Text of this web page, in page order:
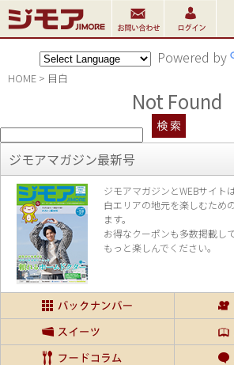
Powered by
HOME > 目白
Not Found
ジモアマガジン最新号
ジモアマガジンとWEBサイト
白エリアの地元を楽しむため
ます。
お得なクーポンも多数掲載し
もっと楽しんでください。